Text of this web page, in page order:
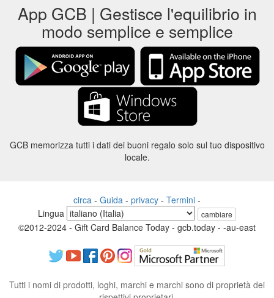
App GCB | Gestisce l'equilibrio in
modo semplice e semplice
GCB memorizza tutti i dati dei buoni regalo solo sul tuo dispositivo
locale.
circa - Guida - privacy - Termini -
Lingua
cambiare
©2012-2024 - Gift Card Balance Today - gcb.today - -au-east
Tutti i nomi di prodotti, loghi, marchi e marchi sono di proprietà dei